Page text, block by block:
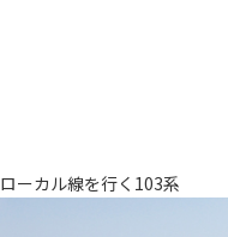
ローカル線を行く103系